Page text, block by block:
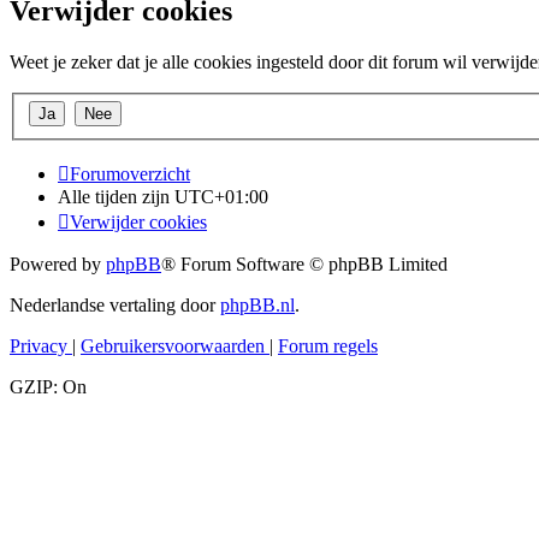
Verwijder cookies
Weet je zeker dat je alle cookies ingesteld door dit forum wil
Forumoverzicht
Alle tijden zijn UTC+01:00
Verwijder cookies
Powered by phpBB® Forum Software © phpBB Limited
Nederlandse vertaling doorphpBB.nl.
Privacy | Gebruikersvoorwaarden | Forum regels
GZIP: On